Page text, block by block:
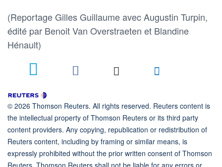
(Reportage Gilles Guillaume avec Augustin Turpin,
édité par Benoit Van ​Overstraeten et Blandine
Hénault)
10
© 2026 Thomson Reuters. All rights reserved. Reuters content is
the intellectual property of Thomson Reuters or its third party
content providers. Any copying, republication or redistribution of
Reuters content, including by framing or similar means, is
expressly prohibited without the prior written consent of Thomson
Reuters. Thomson Reuters shall not be liable for any errors or